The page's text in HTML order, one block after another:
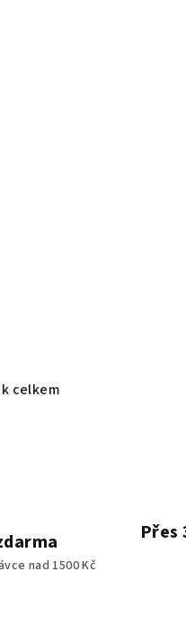
celkem
nad 1500 Kč
Přes